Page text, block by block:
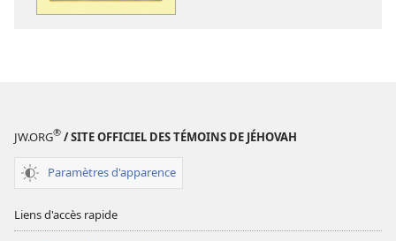
JW.ORG® / SITE OFFICIEL DES TÉMOINS DE JÉHOVAH
Paramètres d'apparence
Liens d'accès rapide